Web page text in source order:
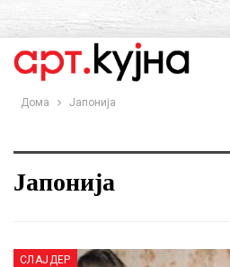
Дома Јапонија
Јапонија
СЛАЈДЕР